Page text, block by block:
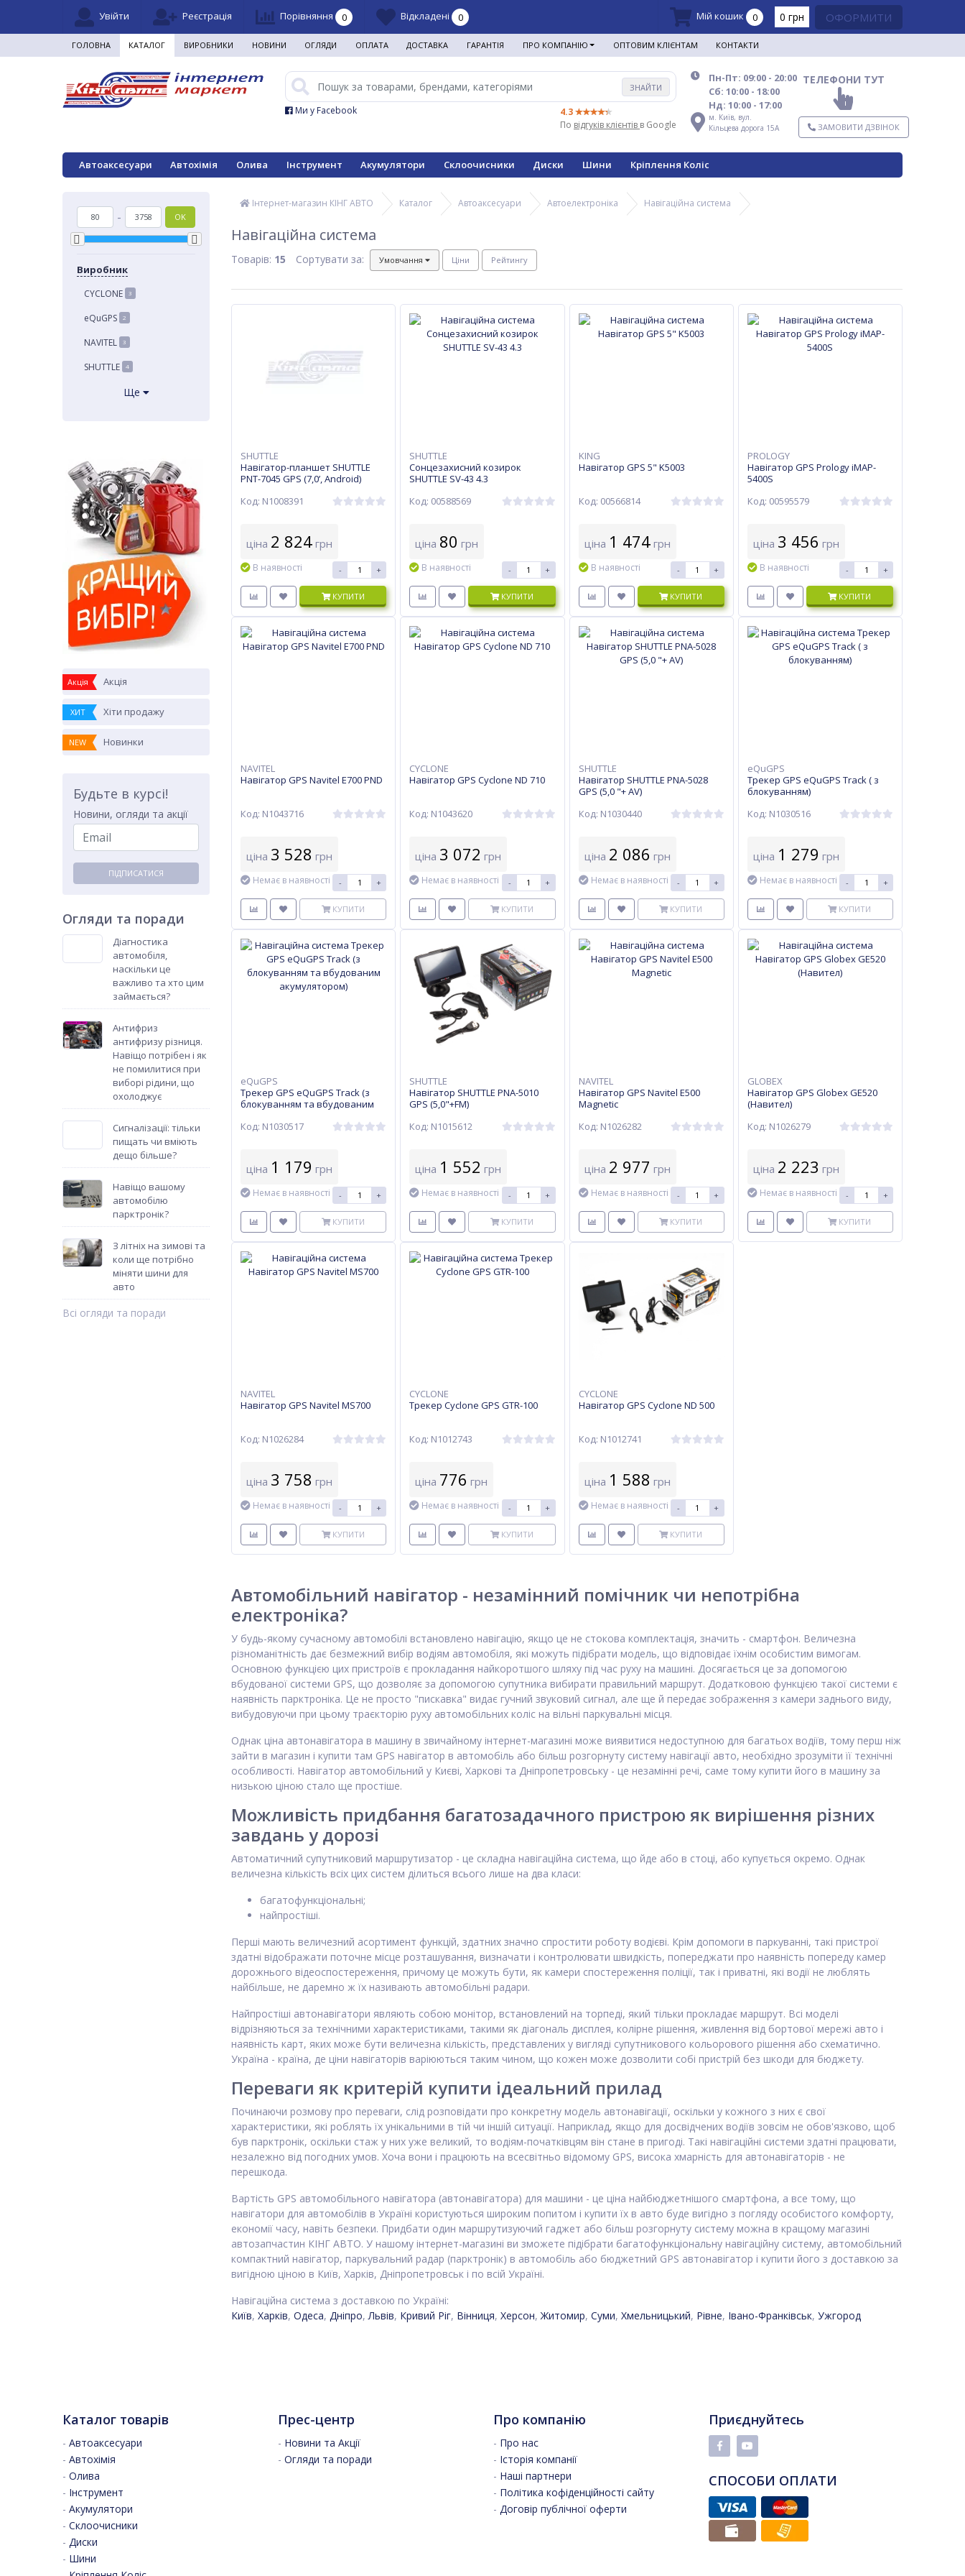
Увійти Реєстрація Порівняння 0 Відкладені 0 Мій кошик 0 0 грн ОФОРМИТИ
ГОЛОВНА КАТАЛОГ ВИРОБНИКИ НОВИНИ ОГЛЯДИ ОПЛАТА ДОСТАВКА ГАРАНТІЯ ПРО КОМПАНІЮ ОПТОВИМ КЛІЄНТАМ КОНТАКТИ
ЗНАЙТИ
4.3
По відгуків клієнтів в Google
Ми у Facebook
Пн-Пт: 09:00 - 20:00
Сб: 10:00 - 18:00
Нд: 10:00 - 17:00
м. Київ, вул.
Кільцева дорога 15А
ТЕЛЕФОНИ ТУТ
ЗАМОВИТИ ДЗВІНОК
Автоаксесуари Автохімія Олива Інструмент Акумулятори Склоочисники Диски Шини Кріплення Коліс
- OK
Виробник
CYCLONE 3
eQuGPS 2
NAVITEL 3
SHUTTLE 4
Ще
Акція Акція
ХИТ Хіти продажу
NEW Новинки
Будьте в курсі!
Новини, огляди та акції
ПІДПИСАТИСЯ
Огляди та поради
Діагностика
автомобіля,
наскільки це
важливо та хто цим
займається?
Антифриз
антифризу різниця.
Навіщо потрібен і як
не помилитися при
виборі рідини, що
охолоджує
Сигналізації: тільки
пищать чи вміють
дещо більше?
Навіщо вашому
автомобілю
парктронік?
З літніх на зимові та
коли ще потрібно
міняти шини для
авто
Всі огляди та поради
Інтернет-магазин КІНГ АВТО Каталог Автоаксесуари Автоелектроніка Навігаційна система
Навігаційна система
Товарів: 15 Сортувати за: Умовчання Ціни Рейтингу
SHUTTLE
Навігатор-планшет SHUTTLE
PNT-7045 GPS (7,0’, Android)
Код: N1008391
ціна 2 824 грн
В наявності - +
КУПИТИ
SHUTTLE
Сонцезахисний козирок
SHUTTLE SV-43 4.3
Код: 00588569
ціна 80 грн
В наявності - +
КУПИТИ
KING
Навігатор GPS 5" K5003
Код: 00566814
ціна 1 474грн
В наявності - +
КУПИТИ
PROLOGY
Навігатор GPS Prology iMAP-
5400S
Код: 00595579
ціна 3 456 грн
В наявності - +
КУПИТИ
NAVITEL
Навігатор GPS Navitel Е700 PND
Код: N1043716
ціна 3 528 грн
Немає в наявності - +
КУПИТИ
CYCLONE
Навігатор GPS Cyclone ND 710
Код: N1043620
ціна 3 072 грн
Немає в наявності - +
КУПИТИ
SHUTTLE
Навігатор SHUTTLE PNA-5028
GPS (5,0 "+ AV)
Код: N1030440
ціна 2 086 грн
Немає в наявності - +
КУПИТИ
eQuGPS
Трекер GPS eQuGPS Track ( з
блокуванням)
Код: N1030516
ціна 1 279 грн
Немає в наявності - +
КУПИТИ
eQuGPS
Трекер GPS eQuGPS Track (з
блокуванням та вбудованим
Код: N1030517
ціна 1 179 грн
Немає в наявності - +
КУПИТИ
SHUTTLE
Навігатор SHUTTLE PNA-5010
GPS (5,0"+FM)
Код: N1015612
ціна 1 552 грн
Немає в наявності - +
КУПИТИ
NAVITEL
Навігатор GPS Navitel E500
Magnetic
Код: N1026282
ціна 2 977 грн
Немає в наявності - +
КУПИТИ
GLOBEX
Навігатор GPS Globex GE520
(Навител)
Код: N1026279
ціна 2 223 грн
Немає в наявності - +
КУПИТИ
NAVITEL
Навігатор GPS Navitel MS700
Код: N1026284
ціна 3 758 грн
Немає в наявності - +
КУПИТИ
CYCLONE
Трекер Cyclone GPS GTR-100
Код: N1012743
ціна 776 грн
Немає в наявності - +
КУПИТИ
CYCLONE
Навігатор GPS Cyclone ND 500
Код: N1012741
ціна 1 588 грн
Немає в наявності - +
КУПИТИ
Автомобільний навігатор - незамінний помічник чи непотрібна
електроніка?
У будь-якому сучасному автомобілі встановлено навігацію, якщо це не стокова комплектація, значить - смартфон. Величезна
різноманітність дає безмежний вибір водіям автомобіля, які можуть підібрати модель, що відповідає їхнім особистим вимогам.
Основною функцією цих пристроїв є прокладання найкоротшого шляху під час руху на машині. Досягається це за допомогою
вбудованої системи GPS, що дозволяє за допомогою супутника вибирати правильний маршрут. Додатковою функцією такої системи є
наявність парктроніка. Це не просто "пискавка" видає гучний звуковий сигнал, але ще й передає зображення з камери заднього виду,
вибудовуючи при цьому траєкторію руху автомобільних коліс на вільні паркувальні місця.
Однак ціна автонавігатора в машину в звичайному інтернет-магазині може виявитися недоступною для багатьох водіїв, тому перш ніж
зайти в магазин і купити там GPS навігатор в автомобіль або більш розгорнуту систему навігації авто, необхідно зрозуміти її технічні
особливості. Навігатор автомобільний у Києві, Харкові та Дніпропетровську - це незамінні речі, саме тому купити його в машину за
низькою ціною стало ще простіше.
Можливість придбання багатозадачного пристрою як вирішення різних
завдань у дорозі
Автоматичний супутниковий маршрутизатор - це складна навігаційна система, що йде або в стоці, або купується окремо. Однак
величезна кількість всіх цих систем ділиться всього лише на два класи:
багатофункціональні;
найпростіші.
Перші мають величезний асортимент функцій, здатних значно спростити роботу водієві. Крім допомоги в паркуванні, такі пристрої
здатні відображати поточне місце розташування, визначати і контролювати швидкість, попереджати про наявність попереду камер
дорожнього відеоспостереження, причому це можуть бути, як камери спостереження поліції, так і приватні, які водії не люблять
найбільше, не даремно ж їх називають автомобільні радари.
Найпростіші автонавігатори являють собою монітор, встановлений на торпеді, який тільки прокладає маршрут. Всі моделі
відрізняються за технічними характеристиками, такими як діагональ дисплея, колірне рішення, живлення від бортової мережі авто і
наявність карт, яких може бути величезна кількість, представлених у вигляді супутникового кольорового рішення або схематично.
Україна - країна, де ціни навігаторів варіюються таким чином, що кожен може дозволити собі пристрій без шкоди для бюджету.
Переваги як критерій купити ідеальний прилад
Починаючи розмову про переваги, слід розповідати про конкретну модель автонавігації, оскільки у кожного з них є свої
характеристики, які роблять їх унікальними в тій чи іншій ситуації. Наприклад, якщо для досвідчених водіїв зовсім не обов'язково, щоб
був парктронік, оскільки стаж у них уже великий, то водіям-початківцям він стане в пригоді. Такі навігаційні системи здатні працювати,
незалежно від погодних умов. Хоча вони і працюють на всесвітньо відомому GPS, висока хмарність для автонавігаторів - не
перешкода.
Вартість GPS автомобільного навігатора (автонавігатора) для машини - це ціна найбюджетнішого смартфона, а все тому, що
навігатори для автомобілів в Україні користуються широким попитом і купити їх в авто буде вигідно з погляду особистого комфорту,
економії часу, навіть безпеки. Придбати один маршрутизуючий гаджет або більш розгорнуту систему можна в кращому магазині
автозапчастин КІНГ АВТО. У нашому інтернет-магазині ви зможете підібрати багатофункціональну навігаційну систему, автомобільний
компактний навігатор, паркувальний радар (парктронік) в автомобіль або бюджетний GPS автонавігатор і купити його з доставкою за
вигідною ціною в Київ, Харків, Дніпропетровськ і по всій Україні.
Навігаційна система з доставкою по Україні:
Київ, Харків, Одеса, Дніпро,Львів, Кривий Ріг, Вінниця, Херсон,Житомир, Суми, Хмельницький, Рівне, Івано-Франківськ, Ужгород
Каталог товарів
- Автоаксесуари
- Автохімія
- Олива
- Інструмент
- Акумулятори
- Склоочисники
- Диски
- Шини
Прес-центр
- Новини та Акції
- Огляди та поради
Про компанію
- Про нас
- Історія компанії
- Наші партнери
- Політика кофіденційності сайту
- Договір публічної оферти
Приєднуйтесь
СПОСОБИ ОПЛАТИ